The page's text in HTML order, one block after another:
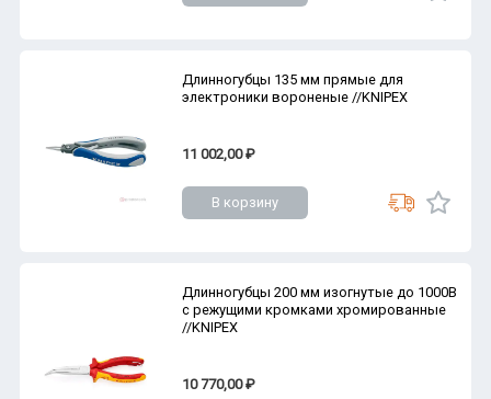
Длинногубцы 135 мм прямые для
электроники вороненые //KNIPEX
11 002,00 ₽
В корзину
Длинногубцы 200 мм изогнутые до 1000В
с режущими кромками хромированные
//KNIPEX
10 770,00 ₽